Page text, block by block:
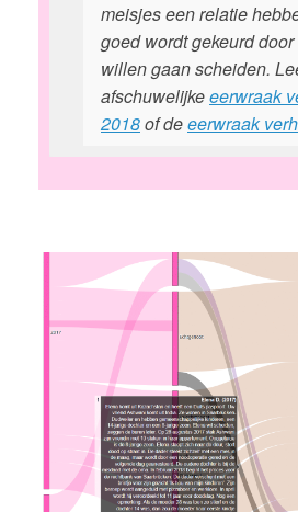
meisjes een relatie
goed wordt gekeurd
willen gaan scheiden.
afschuwelijkeeerwraak
2018of deeerwraak